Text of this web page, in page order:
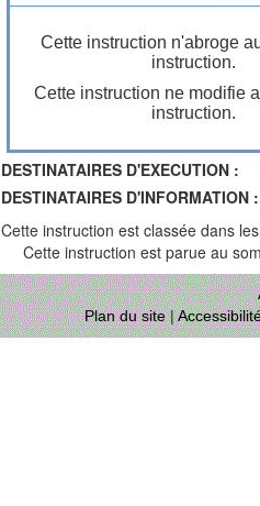
Cette instruction n'abroge
instruction.
Cette instruction ne modifie
instruction.
DESTINATAIRES D'EXECUTION :
DESTINATAIRES D'INFORMATION :
Cette instruction est classée dans
Cette instruction est parue au
Plan du site|